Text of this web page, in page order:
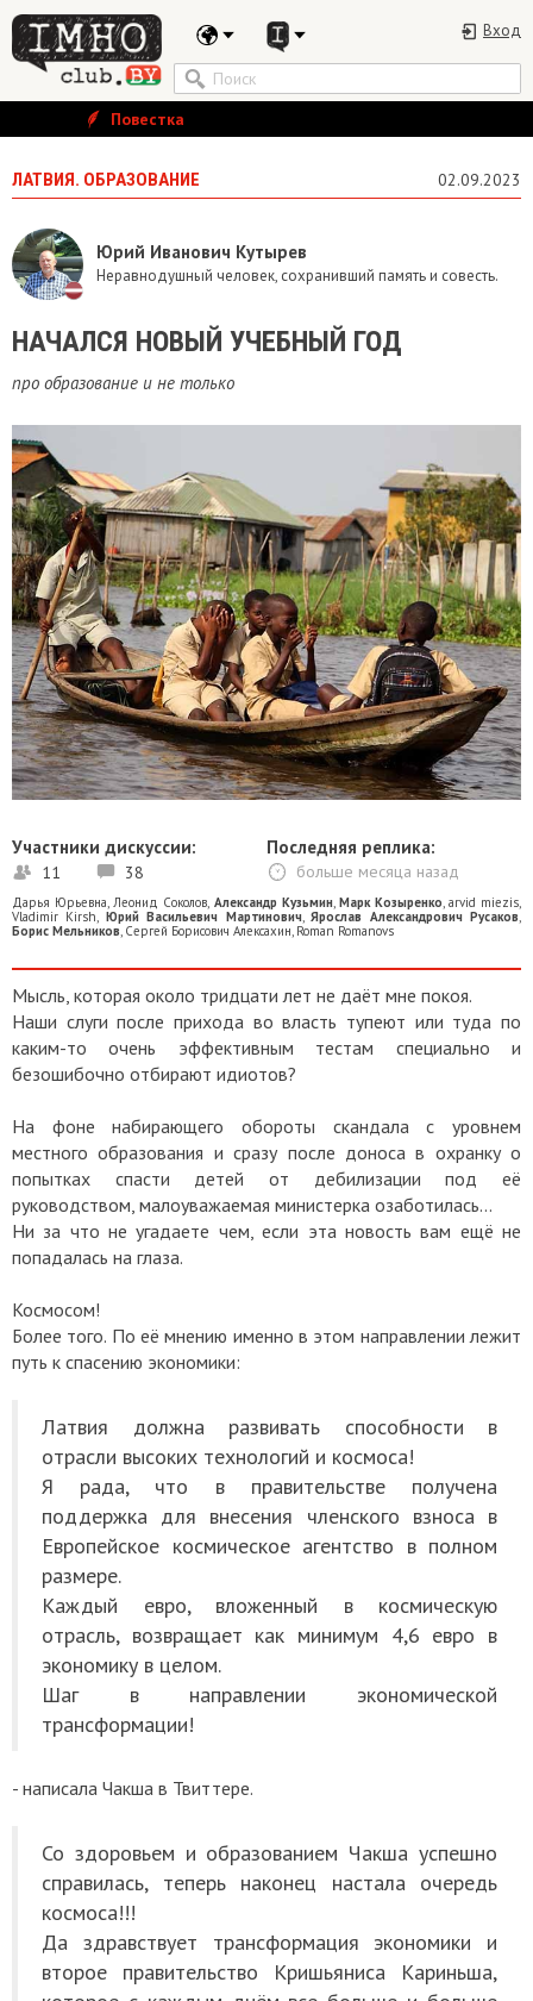
Вход
Повестка
ЛАТВИЯ. ОБРАЗОВАНИЕ 02.09.2023
Юрий Иванович Кутырев
Неравнодушный человек, сохранивший память и совесть.
НАЧАЛСЯ НОВЫЙ УЧЕБНЫЙ ГОД
про образование и не только
Участники дискуссии:
11 38
Последняя реплика:
больше месяца назад
Дарья Юрьевна,Леонид Соколов, Александр Кузьмин, Марк Козыренко, arvid miezis,
Vladimir Kirsh, Юрий Васильевич Мартинович,Ярослав Александрович Русаков,
Борис Мельников, Сергей Борисович Алексахин, Roman Romanovs
Мысль, которая около тридцати лет не даёт мне покоя.
Наши слуги после прихода во власть тупеют или туда по
каким-то очень эффективным тестам специально и
безошибочно отбирают идиотов?
На фоне набирающего обороты скандала с уровнем
местного образования и сразу после доноса в охранку о
попытках спасти детей от дебилизации под её
руководством, малоуважаемая министерка озаботилась...
Ни за что не угадаете чем, если эта новость вам ещё не
попадалась на глаза.
Космосом!
Более того. По её мнению именно в этом направлении лежит
путь к спасению экономики:
Латвия должна развивать способности в
отрасли высоких технологий и космоса!
Я рада, что в правительстве получена
поддержка для внесения членского взноса в
Европейское космическое агентство в полном
размере.
Каждый евро, вложенный в космическую
отрасль, возвращает как минимум 4,6 евро в
экономику в целом.
Шаг в направлении экономической
трансформации!
- написала Чакша в Твиттере.
Со здоровьем и образованием Чакша успешно
справилась, теперь наконец настала очередь
космоса!!!
Да здравствует трансформация экономики и
второе правительство Кришьяниса Кариньша,